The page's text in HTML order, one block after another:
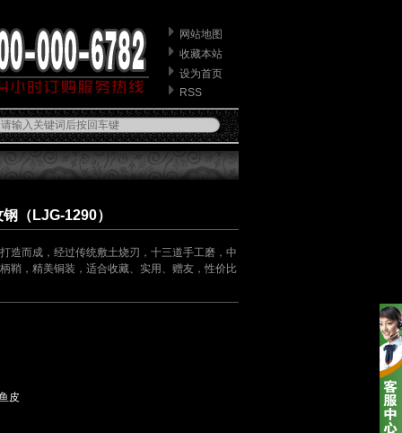
网站地图
收藏本站
设为首页
RSS
（LJG-1290）
造而成，经过传统敷土烧刃，十三道手工磨，中
鞘，精美铜装，适合收藏、实用、赠友，性价比
皮